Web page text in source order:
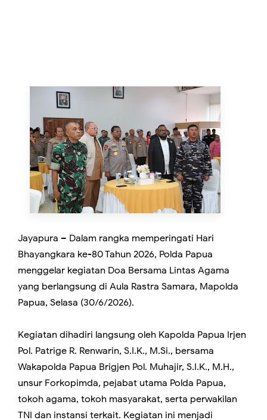
Jayapura – Dalam rangka memperingati Hari
Bhayangkara ke-80 Tahun 2026, Polda Papua
menggelar kegiatan Doa Bersama Lintas Agama
yang berlangsung di Aula Rastra Samara, Mapolda
Papua, Selasa (30/6/2026).
Kegiatan dihadiri langsung oleh Kapolda Papua Irjen
Pol. Patrige R. Renwarin, S.I.K., M.Si., bersama
Wakapolda Papua Brigjen Pol. Muhajir, S.I.K., M.H.,
unsur Forkopimda, pejabat utama Polda Papua,
tokoh agama, tokoh masyarakat, serta perwakilan
TNI dan instansi terkait. Kegiatan ini menjadi